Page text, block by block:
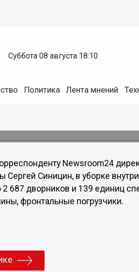
суббота 08 августа 18:10
Политика Лента мнений
внутриквартальных
Newsroom24
Сергей Синицин, в уборке
2 687 дворников и 139 единиц
фронтальные погрузчики.